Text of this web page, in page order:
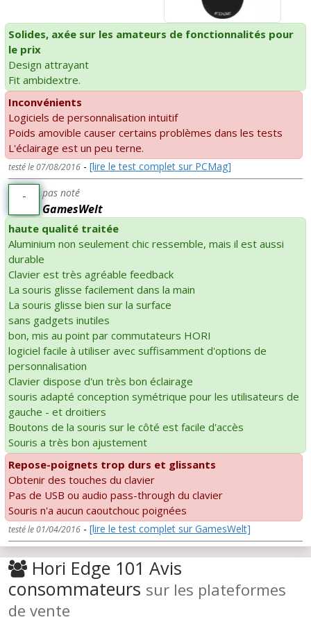
Solides, axée sur les amateurs de fonctionnalités pour
le prix
Design attrayant
Fit ambidextre.
Inconvénients
Logiciels de personnalisation intuitif
Poids amovible causer certains problèmes dans les tests
L'éclairage est un peu terne.
testé le 07/08/2016 - [lire le test complet sur PCMag]
- pas noté
GamesWelt
haute qualité traitée
Aluminium non seulement chic ressemble, mais il est aussi
durable
Clavier est très agréable feedback
La souris glisse facilement dans la main
La souris glisse bien sur la surface
sans gadgets inutiles
bon, mis au point par commutateurs HORI
logiciel facile à utiliser avec suffisamment d'options de
personnalisation
Clavier dispose d'un très bon éclairage
souris adapté conception symétrique pour les utilisateurs de
gauche - et droitiers
Boutons de la souris sur le côté est facile d'accès
Souris a très bon ajustement
Repose-poignets trop durs et glissants
Obtenir des touches du clavier
Pas de USB ou audio pass-through du clavier
Souris n'a aucun caoutchouc poignées
testé le 01/04/2016 - [lire le test complet sur GamesWelt]
Hori Edge 101 Avis
consommateurs sur les plateformes
de vente